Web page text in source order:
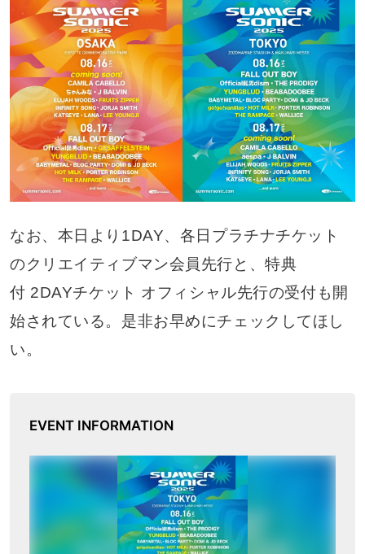
なお、本日より1DAY、各日プラチナチケット
のクリエイティブマン会員先行と、特典
付 2DAYチケット オフィシャル先行の受付も開
始されている。是非お早めにチェックしてほし
い。
EVENT INFORMATION